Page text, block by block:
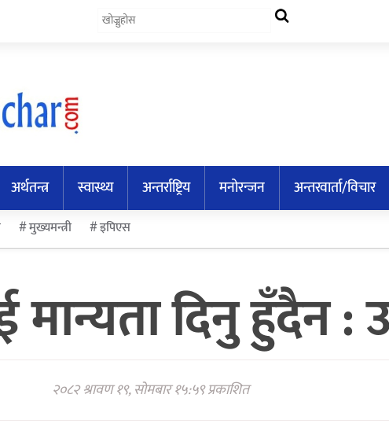
अर्थतन्त्र स्वास्थ्य अन्तर्राष्ट्रिय मनोरन्जन अन्तरवार्ता/विचार
मुख्यमन्त्री इपिएस
मान्यता दिनु हुँदैन :
२०८२ श्रावण १९, सोमबार १५:५९ प्रकाशित